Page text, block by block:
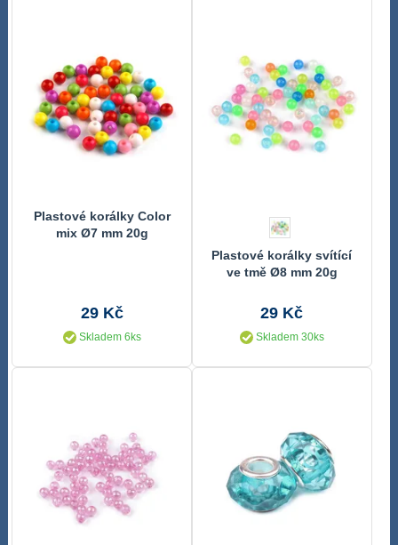
Plastové korálky Color
mix Ø7 mm 20g
29 Kč
Skladem 6ks
Plastové korálky svítící
ve tmě Ø8 mm 20g
29 Kč
Skladem 30ks